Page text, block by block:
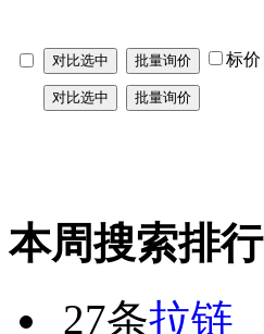
标价
本周搜索排行
27条拉链